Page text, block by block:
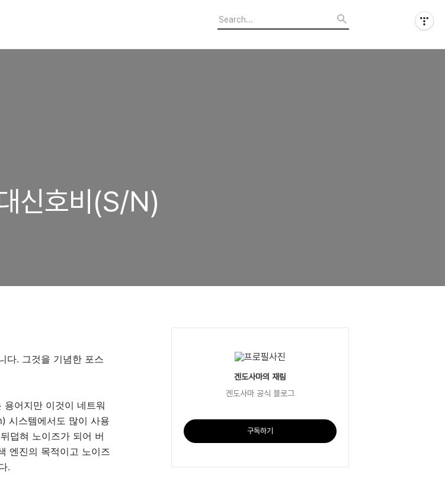
신호비(S/N)
다. 그것을 기념한 포스
어지만 이것이 네트워
시스템에서도 많이 사용
덥혀 노이즈가 되어 버
엔진의 목적이고 노이즈
.
겐도사마의 재림
겐도사마 공식 블로그
구독하기